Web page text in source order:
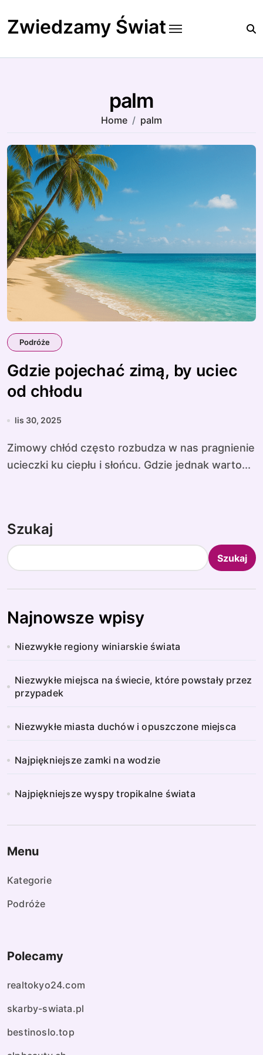
to
content
Zwiedzamy Świat
palm
Home palm
Podróże
Gdzie pojechać zimą, by uciec
od chłodu
lis 30, 2025
Zimowy chłód często rozbudza w nas pragnienie
ucieczki ku ciepłu i słońcu. Gdzie jednak warto...
Szukaj
Szukaj
Najnowsze wpisy
Niezwykłe regiony winiarskie świata
Niezwykłe miejsca na świecie, które powstały przez
przypadek
Niezwykłe miasta duchów i opuszczone miejsca
Najpiękniejsze zamki na wodzie
Najpiękniejsze wyspy tropikalne świata
Menu
Kategorie
Podróże
Polecamy
realtokyo24.com
skarby-swiata.pl
bestinoslo.top